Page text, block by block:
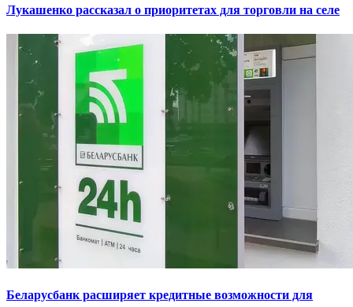
Лукашенко рассказал о приоритетах для торговли на селе
Беларусбанк расширяет кредитные возможности для